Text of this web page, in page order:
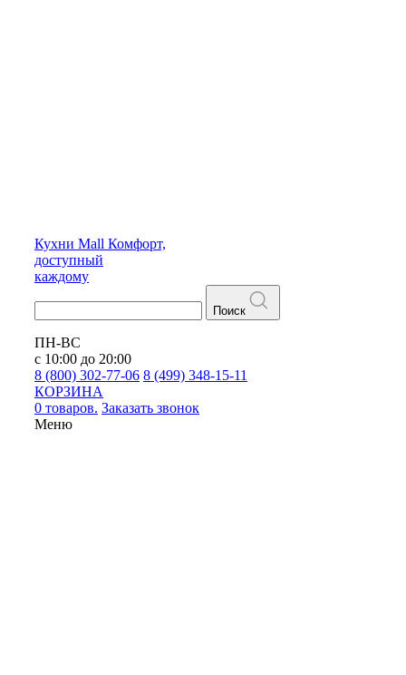
Кухни Mall Комфорт,
доступный
каждому
Поиск
ПН-ВС
с 10:00 до 20:00
8 (800) 302-77-06 8 (499) 348-15-11
КОРЗИНА
0 товаров. Заказать звонок
Меню